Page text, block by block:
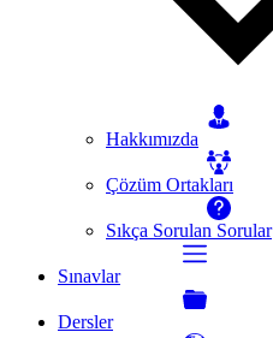
Hakkımızda
Çözüm Ortakları
Sıkça Sorulan Sorular
Sınavlar
Dersler